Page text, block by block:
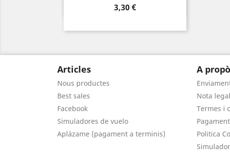
Preu
3,30 €
Vista ràpida
Articles
Nous productes
Best sales
Facebook
Simuladores de vuelo
Aplázame (pagament a terminis)
A
Nota
Termes i
Politica